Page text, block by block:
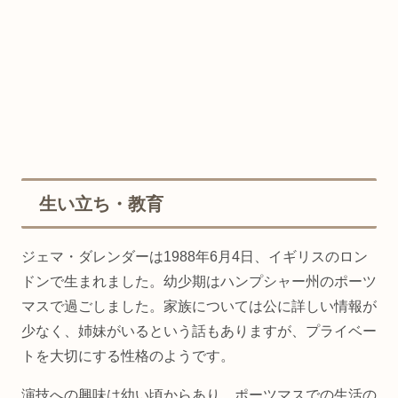
生い立ち・教育
ジェマ・ダレンダーは1988年6月4日、イギリスのロン
ドンで生まれました。幼少期はハンプシャー州のポーツ
マスで過ごしました。家族については公に詳しい情報が
少なく、姉妹がいるという話もありますが、プライベー
トを大切にする性格のようです。